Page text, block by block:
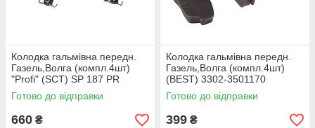
Колодка гальмiвна передн.
Газель,Волга (компл.4шт)
"Profi" (SCT) SP 187 PR
Готово до відправки
660 ₴
Колодка гальмiвна передн.
Газель,Волга (компл.4шт)
(BEST) 3302-3501170
Готово до відправки
399 ₴